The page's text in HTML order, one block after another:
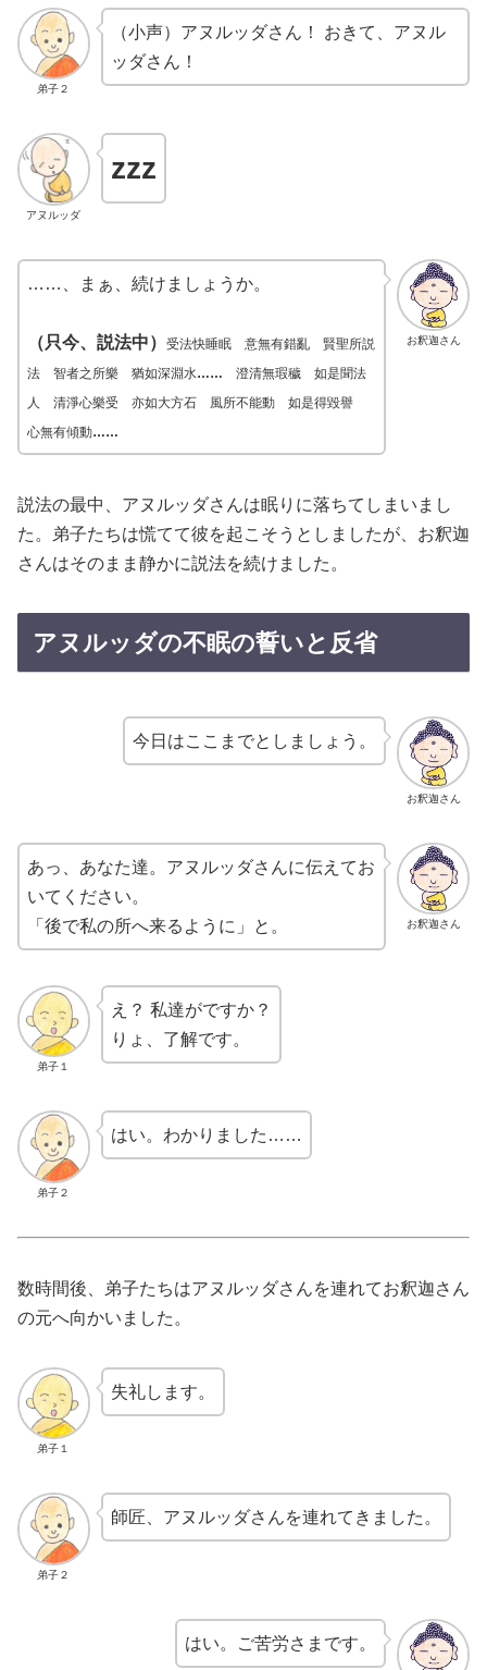
弟子２
（小声）アヌルッダさん！ おきて、アヌル
ッダさん！
アヌルッダ
zzz
お釈迦さん
……、まぁ、続けましょうか。
（只今、説法中） 受法快睡眠 意無有錯亂 賢聖所説
法 智者之所樂 猶如深淵水…… 澄清無瑕穢 如是聞法
人 清淨心樂受 亦如大方石 風所不能動 如是得毀譽
心無有傾動……
説法の最中、アヌルッダさんは眠りに落ちてしまいまし
た。弟子たちは慌てて彼を起こそうとしましたが、お釈迦
さんはそのまま静かに説法を続けました。
アヌルッダの不眠の誓いと反省
お釈迦さん
今日はここまでとしましょう。
お釈迦さん
あっ、あなた達。アヌルッダさんに伝えてお
いてください。
「後で私の所へ来るように」と。
弟子１
え？ 私達がですか？
りょ、了解です。
弟子２
はい。わかりました……
数時間後、弟子たちはアヌルッダさんを連れてお釈迦さん
の元へ向かいました。
弟子１
失礼します。
弟子２
師匠、アヌルッダさんを連れてきました。
はい。ご苦労さまです。